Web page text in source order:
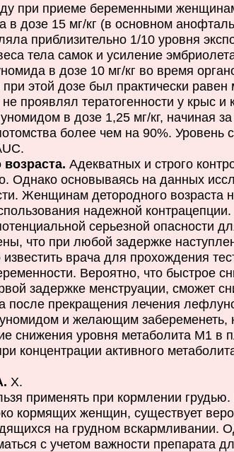
при приеме беременными
в дозе 15 мг/кг (в основном
приблизительно 1/10 уровня
тела самок и усиление
в дозе 10 мг/кг во время
этой дозе был практически
проявлял тератогенности у крыс и
в дозе 1,25 мг/кг, начиная
более чем на 90%. Уровень
Адекватных и строго
основываясь на данных
Женщинам детородного возраста
надежной
серьезной опасности
что при любой задержке
врача для прохождения
Вероятно, что быстрое
задержке менструации, сможет
прекращения лечения
и желающим забеременеть,
уровня метаболита М1 в
концентрации активного
X.
применять при кормлении
кормящих женщин, существует
на грудном
с учетом важности препарата